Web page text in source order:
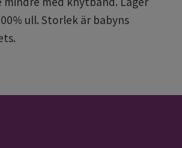
ull. Storlek är babyns